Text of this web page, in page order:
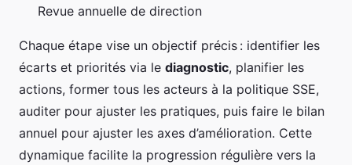
Revue annuelle de direction
Chaque étape vise un objectif précis : identifier les
écarts et priorités via le diagnostic, planifier les
actions, former tous les acteurs à la politique SSE,
auditer pour ajuster les pratiques, puis faire le bilan
annuel pour ajuster les axes d’amélioration. Cette
dynamique facilite la progression régulière vers la